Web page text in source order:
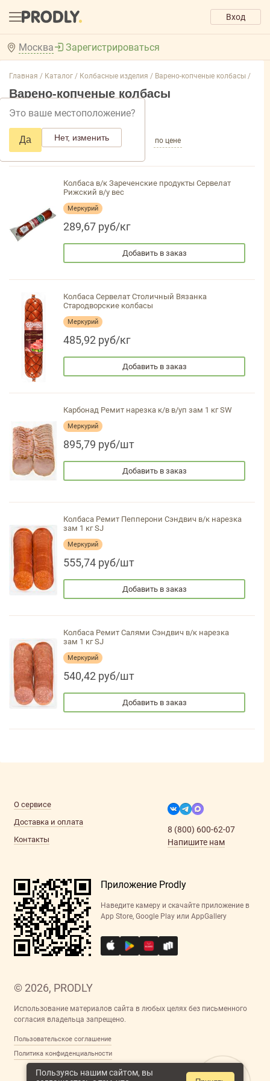
Пользуясь нашим сайтом, вы
Вход
Москва
Это ваше местоположение?
Да Нет, изменить
Зарегистрироваться
Главная / Каталог / Колбасные изделия / Варено-копченые колбасы /
Варено-копченые колбасы
Добавить фильтр товаров
по популярности по названию по цене
Колбаса в/к Зареченские продукты Сервелат
Рижский в/у вес
Меркурий
289,67 руб/кг
Добавить в заказ
Колбаса Сервелат Столичный Вязанка
Стародворские колбасы
Меркурий
485,92 руб/кг
Добавить в заказ
Карбонад Ремит нарезка к/в в/уп зам 1 кг SW
Меркурий
895,79 руб/шт
Добавить в заказ
Колбаса Ремит Пепперони Сэндвич в/к нарезка
зам 1 кг SJ
Меркурий
555,74 руб/шт
Добавить в заказ
Колбаса Ремит Салями Сэндвич в/к нарезка
зам 1 кг SJ
Меркурий
540,42 руб/шт
Добавить в заказ
© 2026, PRODLY
Использование материалов сайта в любых целях без письменного
согласия владельца запрещено.
Пользовательское соглашение
Политика конфиденциальности
О сервисе
Доставка и оплата
Контакты
8 (800) 600-62-07
Напишите нам
Приложение Prodly
Наведите камеру и скачайте приложение в
App Store, Google Play или AppGallery